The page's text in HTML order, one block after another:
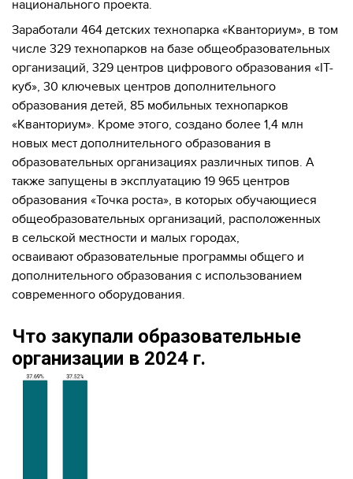
национального проекта.
Заработали 464 детских технопарка «Кванториум», в том
числе 329 технопарков на базе общеобразовательных
организаций, 329 центров цифрового образования «IT-
куб», 30 ключевых центров дополнительного
образования детей, 85 мобильных технопарков
«Кванториум». Кроме этого, создано более 1,4 млн
новых мест дополнительного образования в
образовательных организациях различных типов. А
также запущены в эксплуатацию 19 965 центров
образования «Точка роста», в которых обучающиеся
общеобразовательных организаций, расположенных
в сельской местности и малых городах,
осваивают образовательные программы общего и
дополнительного образования с использованием
современного оборудования.
Что закупали образовательные
организации в 2024 г.